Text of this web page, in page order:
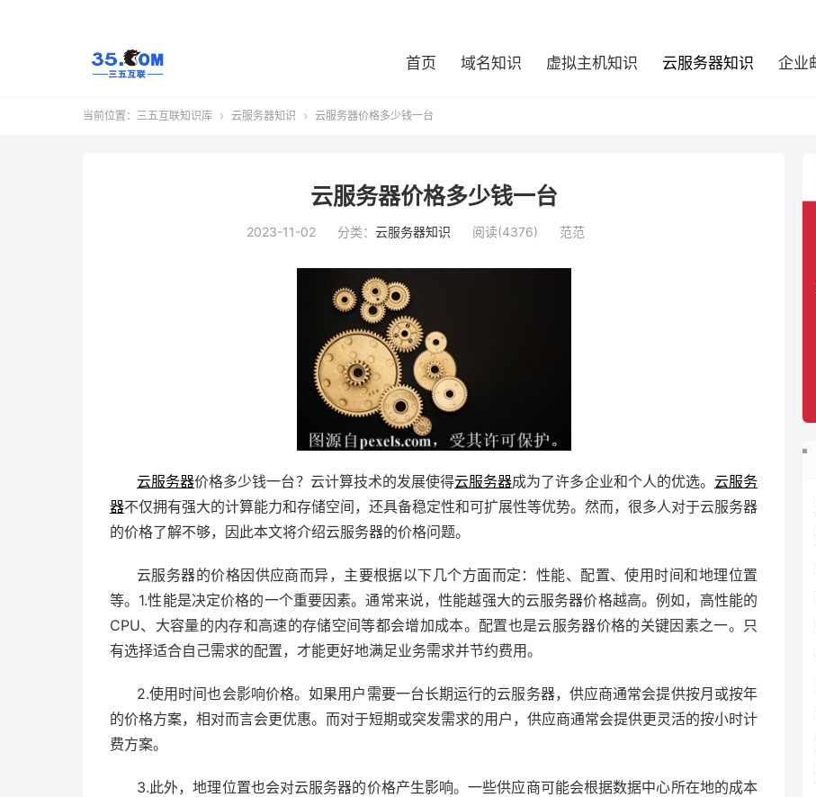
首页 域名知识 虚拟主机知识 云服务器知识 企业
当前位置： 三五互联知识库  云服务器知识  云服务器价格多少钱一台
云服务器价格多少钱一台
2023-11-02 分类： 云服务器知识 阅读(4376) 范范
云服务器价格多少钱一台？云计算技术的发展使得云服务器成为了许多企业和个人的优选。 云服务
器不仅拥有强大的计算能力和存储空间，还具备稳定性和可扩展性等优势。然而，很多人对于云服务器
的价格了解不够，因此本文将介绍云服务器的价格问题。
云服务器的价格因供应商而异，主要根据以下几个方面而定：性能、配置、使用时间和地理位置
等。1.性能是决定价格的一个重要因素。通常来说，性能越强大的云服务器价格越高。例如，高性能的
CPU、大容量的内存和高速的存储空间等都会增加成本。配置也是云服务器价格的关键因素之一。只
有选择适合自己需求的配置，才能更好地满足业务需求并节约费用。
2.使用时间也会影响价格。如果用户需要一台长期运行的云服务器，供应商通常会提供按月或按年
的价格方案，相对而言会更优惠。而对于短期或突发需求的用户，供应商通常会提供更灵活的按小时计
费方案。
3.此外，地理位置也会对云服务器的价格产生影响。一些供应商可能会根据数据中心所在地的成本